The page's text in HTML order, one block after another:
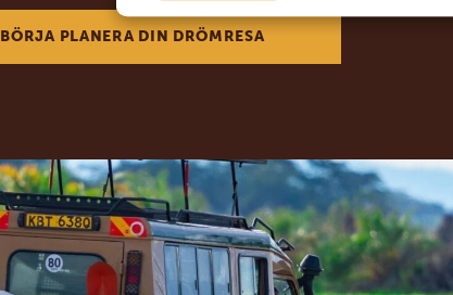
BÖRJA PLANERA DIN DRÖMRESA